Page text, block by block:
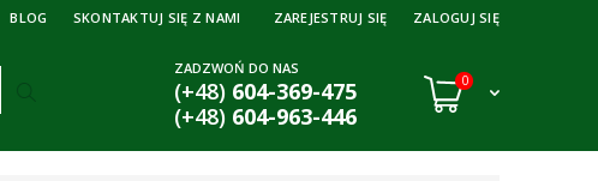
ZAREJESTRUJ SIĘ ZALOGUJ SIĘ
BLOG SKONTAKTUJ SIĘ Z NAMI
ZADZWOŃ DO NAS
(+48)604-369-475
(+48) 604-963-446
0